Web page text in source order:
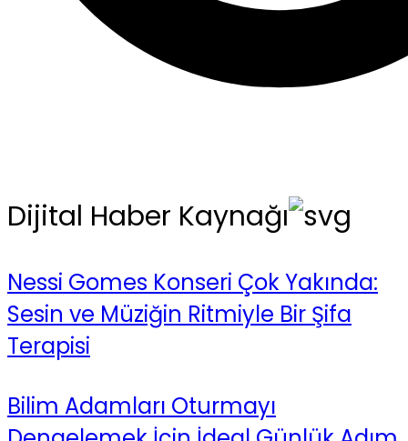
Dijital Haber Kaynağı
Nessi Gomes Konseri Çok Yakında:
Sesin ve Müziğin Ritmiyle Bir Şifa
Terapisi
Bilim Adamları Oturmayı